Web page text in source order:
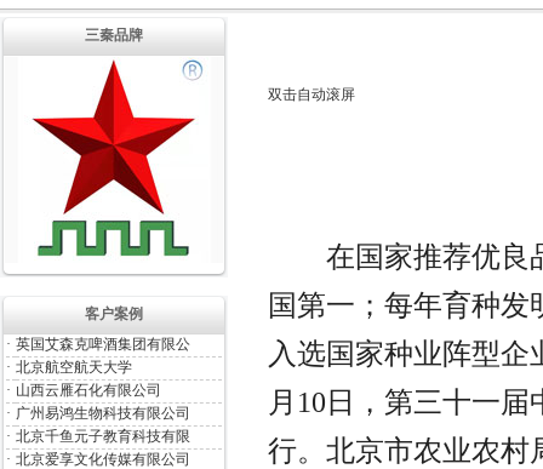
三秦品牌
客户案例
· 英国艾森克啤酒集团有限公
· 北京航空航天大学
· 山西云雁石化有限公司
· 广州易鸿生物科技有限公司
· 北京千鱼元子教育科技有限
· 北京爱享文化传媒有限公司
双击自动滚屏
国第一；每年育种发
入选国家种业阵型企
月10日，第三十一
行。北京市农业农村